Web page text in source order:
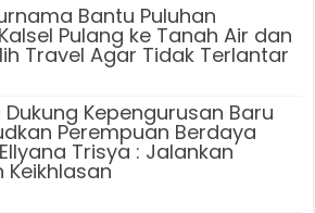
Bantu Puluhan
Pulang ke Tanah Air dan
Travel Agar Tidak Terlantar
Kepengurusan Baru
Perempuan Berdaya
Trisya : Jalankan
Keikhlasan